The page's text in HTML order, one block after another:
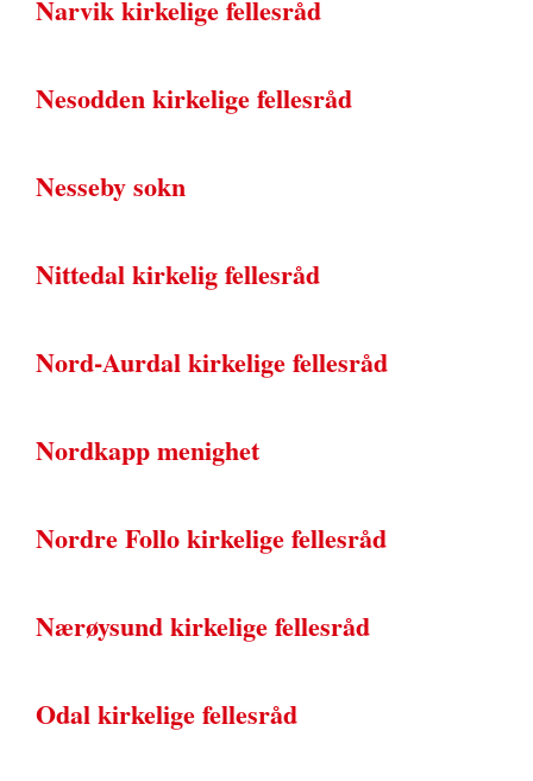
Narvik kirkelige fellesråd
Nesodden kirkelige fellesråd
Nesseby sokn
Nittedal kirkelig fellesråd
Nord-Aurdal kirkelige fellesråd
Nordkapp menighet
Nordre Follo kirkelige fellesråd
Nærøysund kirkelige fellesråd
Odal kirkelige fellesråd